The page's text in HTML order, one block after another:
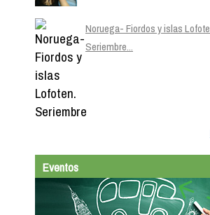
Noruega- Fiordos y islas
Seriembre...
Eventos